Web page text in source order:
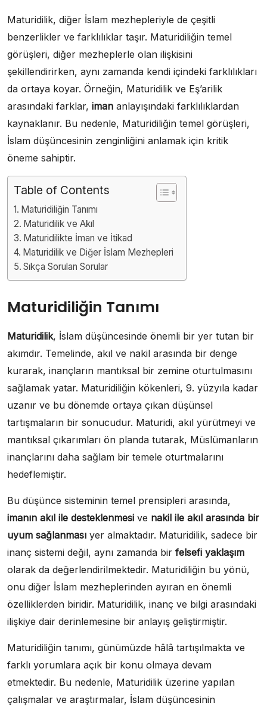
Maturidilik, diğer İslam mezhepleriyle de çeşitli
benzerlikler ve farklılıklar taşır. Maturidiliğin temel
görüşleri, diğer mezheplerle olan ilişkisini
şekillendirirken, aynı zamanda kendi içindeki farklılıkları
da ortaya koyar. Örneğin, Maturidilik ve Eş’arilik
arasındaki farklar, iman anlayışındaki farklılıklardan
kaynaklanır. Bu nedenle, Maturidiliğin temel görüşleri,
İslam düşüncesinin zenginliğini anlamak için kritik
öneme sahiptir.
Table of Contents
Maturidiliğin Tanımı
Maturidilik ve Akıl
Maturidilikte İman ve İtikad
Maturidilik ve Diğer İslam Mezhepleri
Sıkça Sorulan Sorular
Maturidiliğin Tanımı
Maturidilik, İslam düşüncesinde önemli bir yer tutan bir
akımdır. Temelinde, akıl ve nakil arasında bir denge
kurarak, inançların mantıksal bir zemine oturtulmasını
sağlamak yatar. Maturidiliğin kökenleri, 9. yüzyıla kadar
uzanır ve bu dönemde ortaya çıkan düşünsel
tartışmaların bir sonucudur. Maturidi, akıl yürütmeyi ve
mantıksal çıkarımları ön planda tutarak, Müslümanların
inançlarını daha sağlam bir temele oturtmalarını
hedeflemiştir.
Bu düşünce sisteminin temel prensipleri arasında,
imanın akıl ile desteklenmesi ve nakil ile akıl arasında bir
uyum sağlanması yer almaktadır. Maturidilik, sadece bir
inanç sistemi değil, aynı zamanda bir felsefi yaklaşım
olarak da değerlendirilmektedir. Maturidiliğin bu yönü,
onu diğer İslam mezheplerinden ayıran en önemli
özelliklerden biridir. Maturidilik, inanç ve bilgi arasındaki
ilişkiye dair derinlemesine bir anlayış geliştirmiştir.
Maturidiliğin tanımı, günümüzde hâlâ tartışılmakta ve
farklı yorumlara açık bir konu olmaya devam
etmektedir. Bu nedenle, Maturidilik üzerine yapılan
çalışmalar ve araştırmalar, İslam düşüncesinin